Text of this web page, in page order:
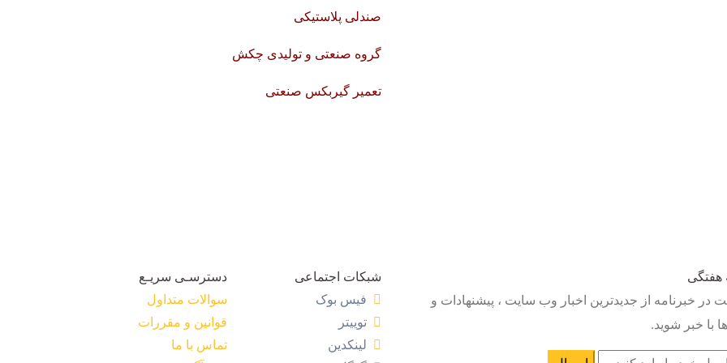
صندلی پلاستیکی
گروه صنعتی و تولیدی چکش
تعمیر گیربکس صنعتی
هفتگی
در خبرنامه از جدیدترین اخبار وب سایت ، پیشنهادات و
با خبر شوید.
شبکات اجتماعی
فیس بوک
توییتر
لینکدین
دسترسـی سریـع
سوالات متداول
قوانین و مقررات
تماس با ما